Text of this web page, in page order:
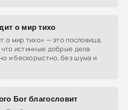
о мир тихо
о мир тихо» — это пословица,
что истинные добрые дела
и бескорыстно, без шума и
Бог благословит